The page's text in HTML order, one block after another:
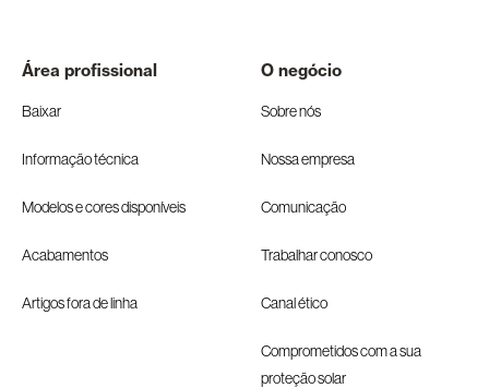
Área profissional
Baixar
Informação técnica
Modelos e cores disponíveis
Acabamentos
Artigos fora de linha
O negócio
Sobre nós
Nossa empresa
Comunicação
Trabalhar conosco
Canal ético
Comprometidos com a sua
proteção solar